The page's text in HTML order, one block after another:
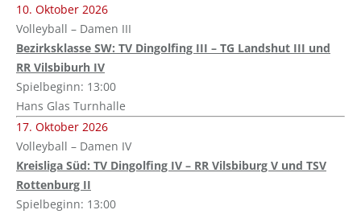
10. Oktober 2026
Volleyball – Damen III
Bezirksklasse SW: TV Dingolfing III – TG Landshut III und
RR Vilsbiburh IV
Spielbeginn: 13:00
Hans Glas Turnhalle
17. Oktober 2026
Volleyball – Damen IV
Kreisliga Süd: TV Dingolfing IV – RR Vilsbiburg V und TSV
Rottenburg II
Spielbeginn: 13:00